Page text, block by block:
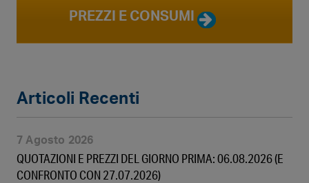
PREZZI E CONSUMI
Articoli Recenti
QUOTAZIONI E PREZZI DEL GIORNO PRIMA: 06.08.2026 (E
CONFRONTO CON 27.07.2026)
7 Agosto 2026